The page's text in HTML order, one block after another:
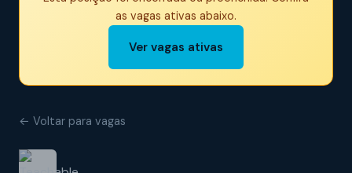
as vagas ativas abaixo.
Ver vagas ativas
← Voltar para vagas